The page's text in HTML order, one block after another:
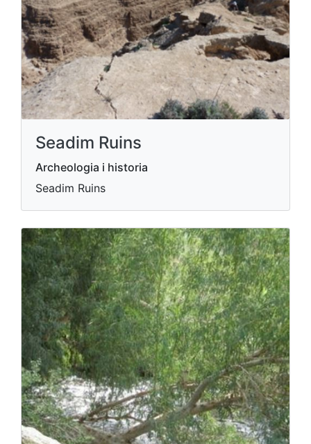
Seadim Ruins
Archeologia i historia
Seadim Ruins